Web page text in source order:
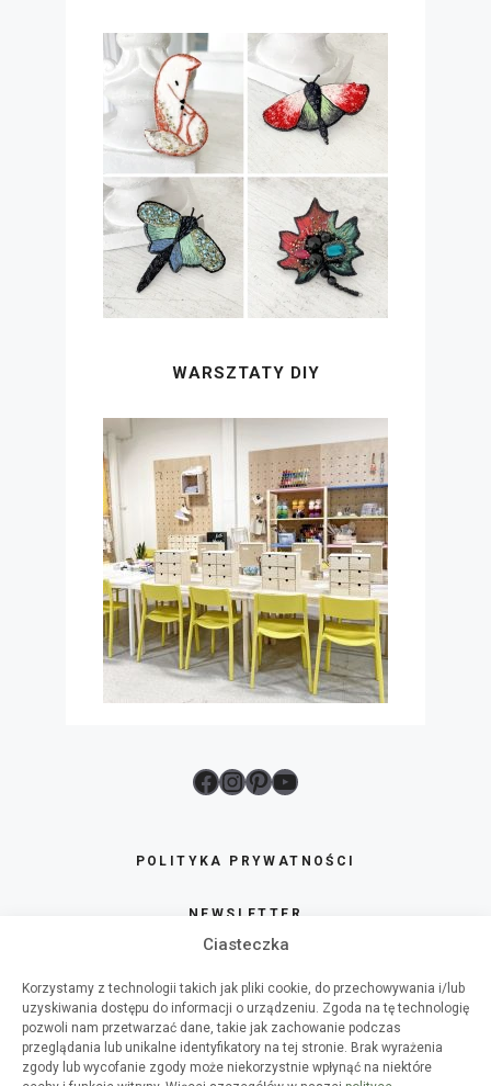
Ciasteczka
Korzystamy z technologii takich jak pliki cookie, do przechowywania i/lub
uzyskiwania dostępu do informacji o urządzeniu. Zgoda na tę technologię
pozwoli nam przetwarzać dane, takie jak zachowanie podczas
przeglądania lub unikalne identyfikatory na tej stronie. Brak wyrażenia
zgody lub wycofanie zgody może niekorzystnie wpłynąć na niektóre
WARSZTATY DIY
Facebook
Instagram
Pinterest
YouTube
POLITYKA PRYWATNOŚCI
NEWSLETTER
O HAART
WSPÓŁPRACA